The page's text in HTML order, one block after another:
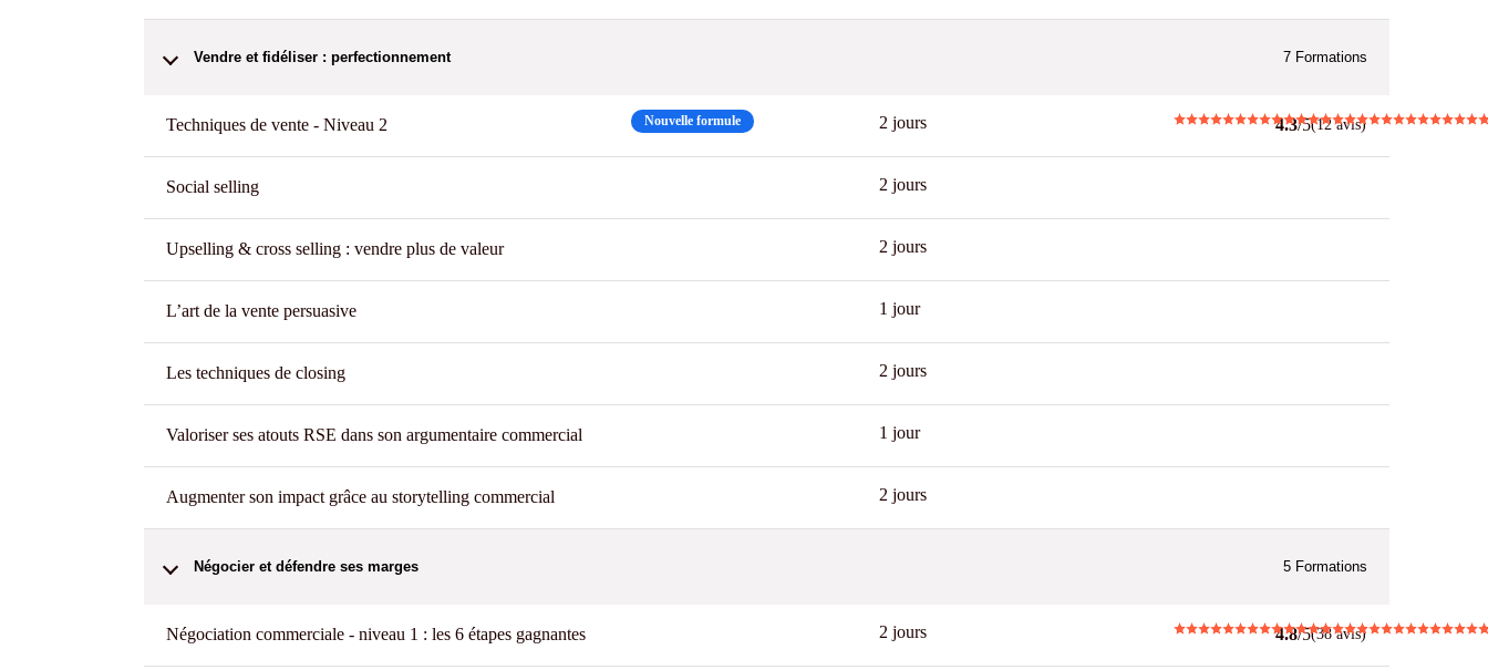
Vendre et fidéliser : perfectionnement 7 Formations
Techniques de vente - Niveau 2 Nouvelle formule 2 jours 4.3/5(12 avis)
Social selling 2 jours
Upselling & cross selling : vendre plus de valeur 2 jours
L’art de la vente persuasive 1 jour
Les techniques de closing 2 jours
Valoriser ses atouts RSE dans son argumentaire commercial 1 jour
Augmenter son impact grâce au storytelling commercial 2 jours
Négocier et défendre ses marges 5 Formations
Négociation commerciale - niveau 1 : les 6 étapes gagnantes 2 jours 4.8/5(38 avis)